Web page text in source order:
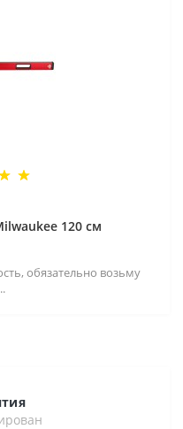
120 см
обязательно возьму